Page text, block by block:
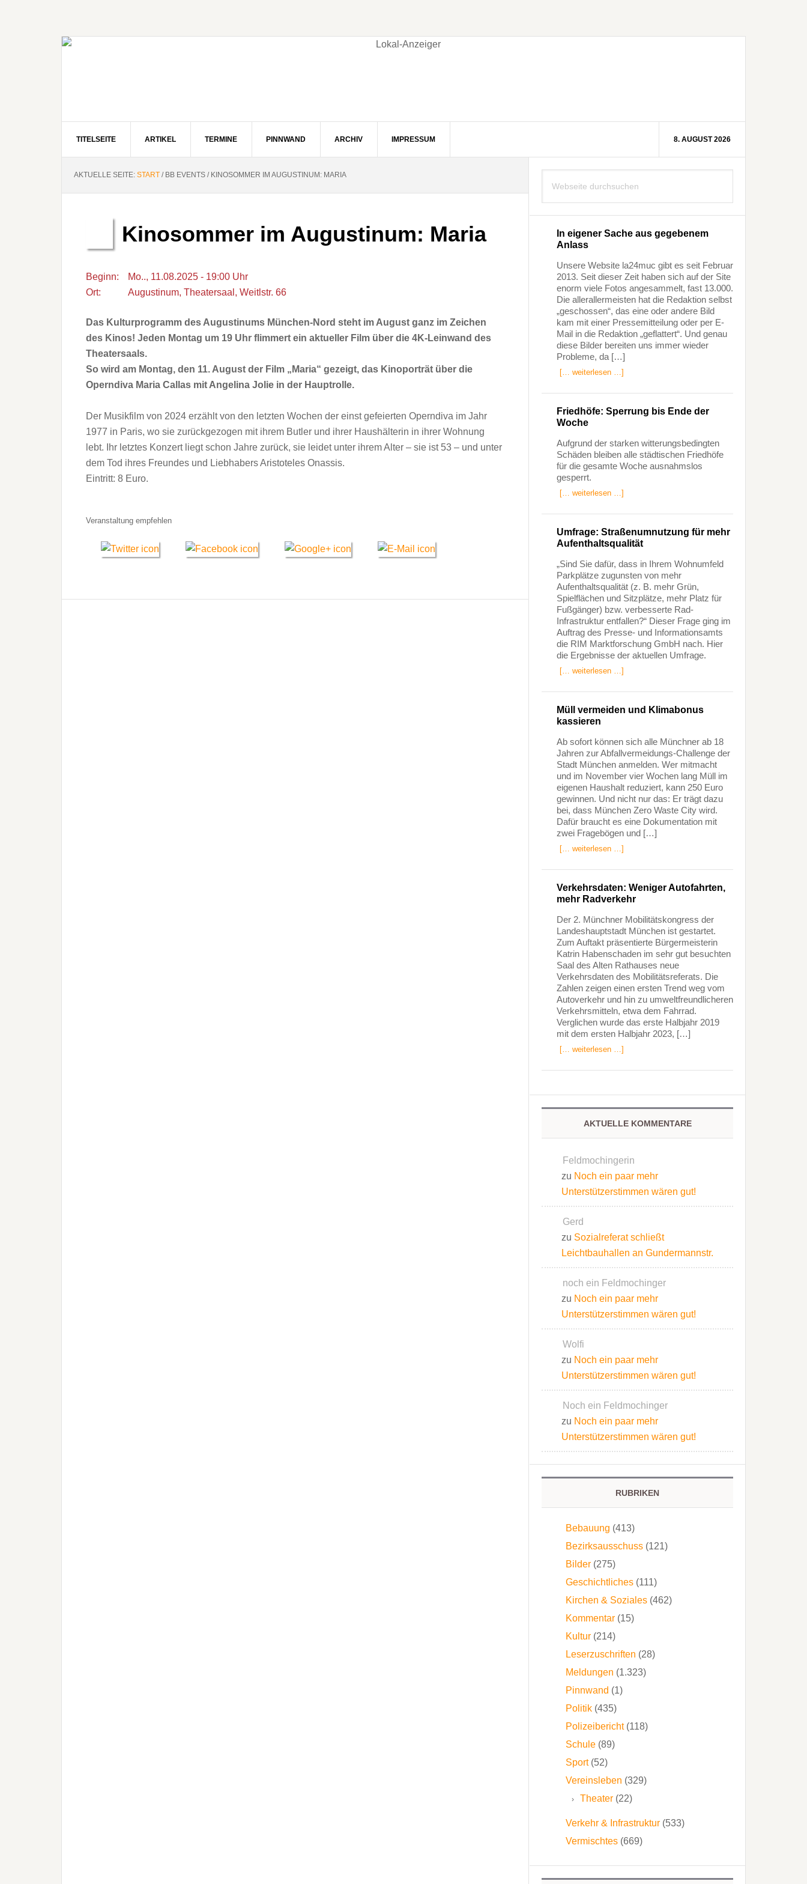
TITELSEITE ARTIKEL TERMINE PINNWAND ARCHIV IMPRESSUM 8. AUGUST 2026
AKTUELLE SEITE: START /BB EVENTS /KINOSOMMER IM AUGUSTINUM: MARIA
Kinosommer im Augustinum: Maria
Beginn:
Mo.., 11.08.2025 - 19:00 Uhr
Ort:
Augustinum, Theatersaal, Weitlstr. 66
Das Kulturprogramm des Augustinums München-Nord steht im August ganz im Zeichen
des Kinos! Jeden Montag um 19 Uhr flimmert ein aktueller Film über die 4K-Leinwand des
Theatersaals.
So wird am Montag, den 11. August der Film „Maria“ gezeigt, das Kinoporträt über die
Operndiva Maria Callas mit Angelina Jolie in der Hauptrolle.
Der Musikfilm von 2024 erzählt von den letzten Wochen der einst gefeierten Operndiva im Jahr
1977 in Paris, wo sie zurückgezogen mit ihrem Butler und ihrer Haushälterin in ihrer Wohnung
lebt. Ihr letztes Konzert liegt schon Jahre zurück, sie leidet unter ihrem Alter – sie ist 53 – und unter
dem Tod ihres Freundes und Liebhabers Aristoteles Onassis.
Eintritt: 8 Euro.
Veranstaltung empfehlen
Seitenspalte
durchsuchen
In eigener Sache aus gegebenem
Anlass
Unsere Website la24muc gibt es seit Februar
2013. Seit dieser Zeit haben sich auf der Site
enorm viele Fotos angesammelt, fast 13.000.
Die allerallermeisten hat die Redaktion selbst
„geschossen“, das eine oder andere Bild
kam mit einer Pressemitteilung oder per E-
Mail in die Redaktion „geflattert“. Und genau
diese Bilder bereiten uns immer wieder
Probleme, da […]
[… weiterlesen …]
Friedhöfe: Sperrung bis Ende der
Woche
Aufgrund der starken witterungsbedingten
Schäden bleiben alle städtischen Friedhöfe
für die gesamte Woche ausnahmslos
gesperrt.
[… weiterlesen …]
Umfrage: Straßenumnutzung für mehr
Aufenthaltsqualität
„Sind Sie dafür, dass in Ihrem Wohnumfeld
Parkplätze zugunsten von mehr
Aufenthaltsqualität (z. B. mehr Grün,
Spielflächen und Sitzplätze, mehr Platz für
Fußgänger) bzw. verbesserte Rad-
Infrastruktur entfallen?“ Dieser Frage ging im
Auftrag des Presse- und Informationsamts
die RIM Marktforschung GmbH nach. Hier
die Ergebnisse der aktuellen Umfrage.
[… weiterlesen …]
Müll vermeiden und Klimabonus
kassieren
Ab sofort können sich alle Münchner ab 18
Jahren zur Abfallvermeidungs-Challenge der
Stadt München anmelden. Wer mitmacht
und im November vier Wochen lang Müll im
eigenen Haushalt reduziert, kann 250 Euro
gewinnen. Und nicht nur das: Er trägt dazu
bei, dass München Zero Waste City wird.
Dafür braucht es eine Dokumentation mit
zwei Fragebögen und […]
[… weiterlesen …]
Verkehrsdaten: Weniger Autofahrten,
mehr Radverkehr
Der 2. Münchner Mobilitätskongress der
Landeshauptstadt München ist gestartet.
Zum Auftakt präsentierte Bürgermeisterin
Katrin Habenschaden im sehr gut besuchten
Saal des Alten Rathauses neue
Verkehrsdaten des Mobilitätsreferats. Die
Zahlen zeigen einen ersten Trend weg vom
Autoverkehr und hin zu umweltfreundlicheren
Verkehrsmitteln, etwa dem Fahrrad.
Verglichen wurde das erste Halbjahr 2019
mit dem ersten Halbjahr 2023, […]
[… weiterlesen …]
AKTUELLE KOMMENTARE
Feldmochingerin
zu Noch ein paar mehr
Unterstützerstimmen wären gut!
Gerd
zu Sozialreferat schließt
Leichtbauhallen an Gundermannstr.
noch ein Feldmochinger
zu Noch ein paar mehr
Unterstützerstimmen wären gut!
Wolfi
zu Noch ein paar mehr
Unterstützerstimmen wären gut!
Noch ein Feldmochinger
zu Noch ein paar mehr
Unterstützerstimmen wären gut!
RUBRIKEN
Bebauung (413)
Bezirksausschuss (121)
Bilder (275)
Geschichtliches (111)
Kirchen & Soziales (462)
Kommentar (15)
Kultur (214)
Leserzuschriften (28)
Meldungen (1.323)
Pinnwand (1)
Politik (435)
Polizeibericht(118)
Schule (89)
Sport(52)
Vereinsleben (329)
Theater (22)
Verkehr & Infrastruktur (533)
Vermischtes (669)